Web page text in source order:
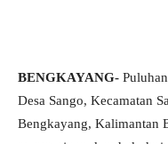
BENGKAYANG-
Desa Sango, Kecamatan
Bengkayang, Kalimantan